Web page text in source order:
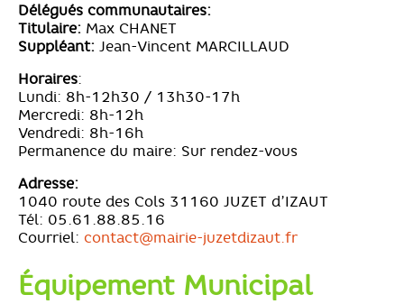
Délégués communautaires:
Titulaire: Max CHANET
Suppléant: Jean-Vincent MARCILLAUD
Horaires:
Lundi: 8h-12h30 / 13h30-17h
Mercredi: 8h-12h
Vendredi: 8h-16h
Permanence du maire: Sur rendez-vous
Adresse:
1040 route des Cols 31160 JUZET d’IZAUT
Tél: 05.61.88.85.16
Courriel: contact@mairie-juzetdizaut.fr
Équipement Municipal